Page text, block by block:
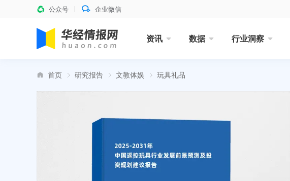
公众号 企业微信
资讯 数据 行业洞察
首页 研究报告 文教体娱 玩具礼品